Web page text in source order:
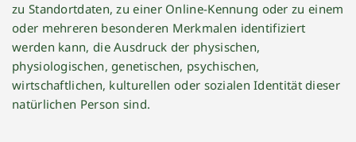
zu Standortdaten, zu einer Online-Kennung oder zu einem
oder mehreren besonderen Merkmalen identifiziert
werden kann, die Ausdruck der physischen,
physiologischen, genetischen, psychischen,
wirtschaftlichen, kulturellen oder sozialen Identität dieser
natürlichen Person sind.